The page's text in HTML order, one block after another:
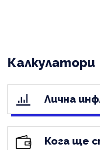
Калкулатори
Лична
Кога ще